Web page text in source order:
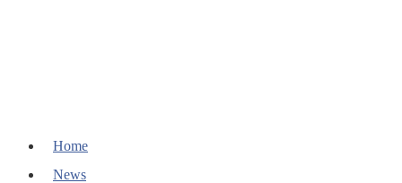
Home
News